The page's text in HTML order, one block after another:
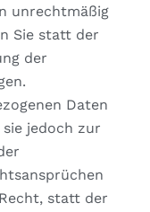
unrechtmäßig
Sie statt der
der
Daten
jedoch zur
statt der